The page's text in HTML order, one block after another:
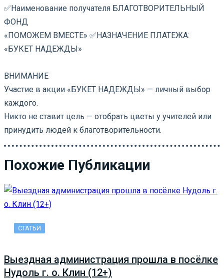
✅Наименование получателя БЛАГОТВОРИТЕЛЬНЫЙ
ФОНД
«ПОМОЖЕМ ВМЕСТЕ» ✅НАЗНАЧЕНИЕ ПЛАТЕЖА:
«БУКЕТ НАДЕЖДЫ»
ВНИМАНИЕ
Участие в акции «БУКЕТ НАДЕЖДЫ» — личный выбор
каждого.
Никто не ставит цель — отобрать цветы у учителей или
принудить людей к благотворительности.
Похожие Публикации
СТАТЬИ
Выездная администрация прошла в посёлке
Нудоль г. о. Клин (12+)